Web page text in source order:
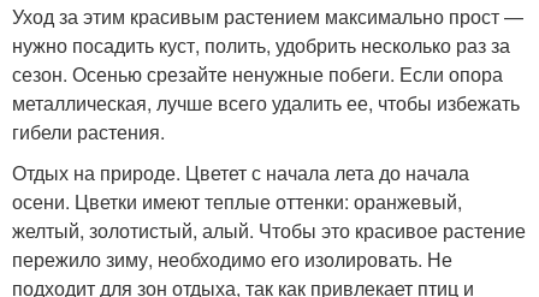
Уход за этим красивым растением максимально прост —
нужно посадить куст, полить, удобрить несколько раз за
сезон. Осенью срезайте ненужные побеги. Если опора
металлическая, лучше всего удалить ее, чтобы избежать
гибели растения.
Отдых на природе. Цветет с начала лета до начала
осени. Цветки имеют теплые оттенки: оранжевый,
желтый, золотистый, алый. Чтобы это красивое растение
пережило зиму, необходимо его изолировать. Не
подходит для зон отдыха, так как привлекает птиц и